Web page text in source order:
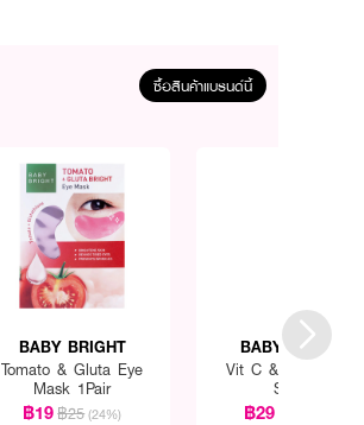
ซื้อสินค้าแบรนด์นี้
BABY BRIGHT
Tomato & Gluta Eye
Mask 1Pair
฿19฿25 (24%)
BABY BRIGHT
Vit C & Yuzu Body
Scrub
฿29